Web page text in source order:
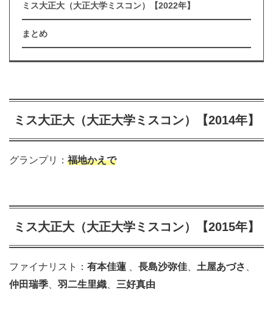
ミス大正大（大正大学ミスコン）【2022年】
まとめ
ミス大正大（大正大学ミスコン）【2014年】
グランプリ： 福地かえで
ミス大正大（大正大学ミスコン）【2015年】
ファイナリスト： 有本佳蓮 長島沙弥佳 土屋あづさ
仲田瑞季
羽二生里織 三好真由